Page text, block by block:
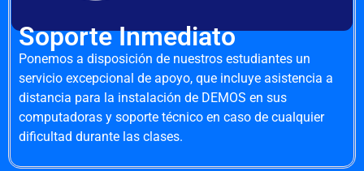
Soporte Inmediato
Ponemos a disposición de nuestros estudiantes un
servicio excepcional de apoyo, que incluye asistencia a
distancia para la instalación de DEMOS en sus
computadoras y soporte técnico en caso de cualquier
dificultad durante las clases.